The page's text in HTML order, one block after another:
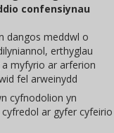
confensiynau
dangos meddwl o
erthyglau
myfyrio ar arferion
fel arweinydd
cyfnodolion yn
ar gyfer cyfeirio